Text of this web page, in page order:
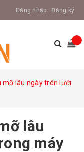
Đăng nhập Đăng ký
mỡ lâu ngày trên lưới
lâu
máy